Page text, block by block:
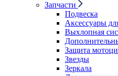
Запчасти
Подвеска
Аксессуары
Выхлопная
Защита
Звезды
Зеркала